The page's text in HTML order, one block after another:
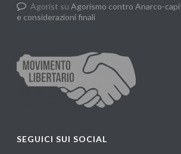
Agorist suAgorismo contro Anarco-
e considerazioni finali
SEGUICI SUI SOCIAL